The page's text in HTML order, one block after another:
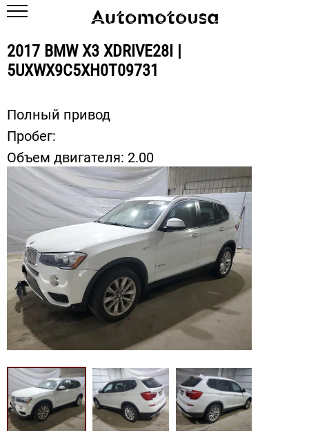
2017 BMW X3 XDRIVE28I |
5UXWX9C5XH0T09731
Полный привод
Пробег:
Объем двигателя: 2.00